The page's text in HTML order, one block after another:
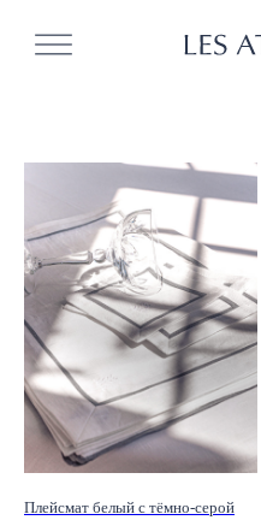
Плейсмат белый с тёмно-серой